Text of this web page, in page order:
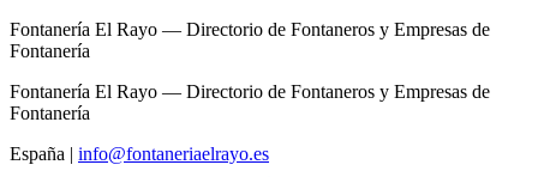
Fontanería El Rayo — Directorio de Fontaneros y Empresas de
Fontanería
Fontanería El Rayo — Directorio de Fontaneros y Empresas de
Fontanería
España | info@fontaneriaelrayo.es